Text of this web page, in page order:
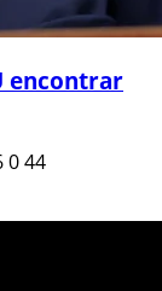
encontrar
044